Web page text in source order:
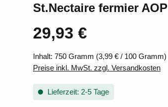
St.Nectaire fermier AOP
Regulärer Preis:
29,93 €
Inhalt: 750 Gramm (3,99 € / 100 Gramm)
Preise inkl. MwSt. zzgl. Versandkosten
Lieferzeit: 2-5 Tage